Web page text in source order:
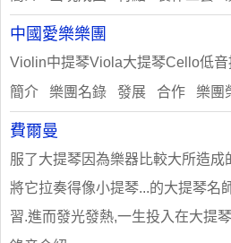
中國愛樂樂團
Violin中提琴Viola大提琴Cello低
簡介 樂團名錄 發展 合作 樂團
費爾曼
服了大提琴因為樂器比較大所造
將它拉奏得像小提琴...的大提琴名
習.進而發光發熱,一生投入在大提